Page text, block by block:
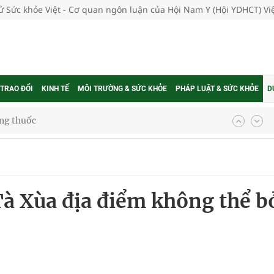
Sức khỏe Việt - Cơ quan ngôn luận của Hội Nam Y (Hội YDHCT)
ĐỔI KINH TẾ MÔI TRƯỜNG & SỨC KHỎE PHÁP LUẬT & SỨC KHỎE
cực hiệu quả
gia
Xùa địa điểm không thể